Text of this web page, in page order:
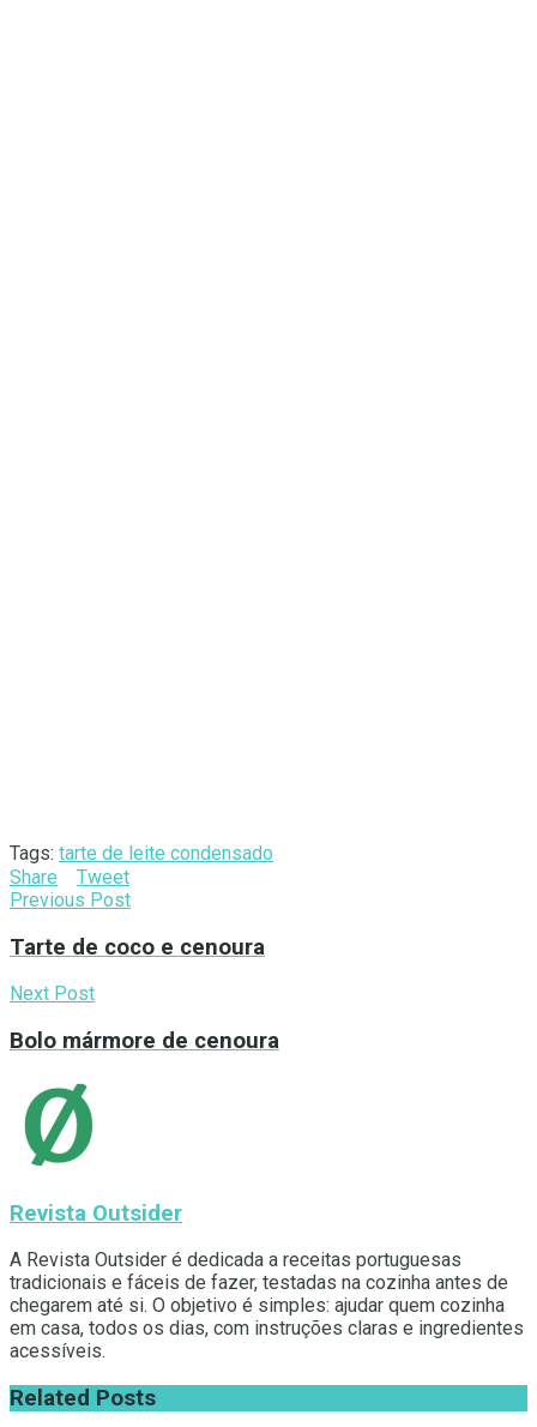
Tags: tarte de leite condensado
Share
Tweet
Previous Post
Tarte de coco e cenoura
Next Post
Bolo mármore de cenoura
Revista Outsider
A Revista Outsider é dedicada a receitas portuguesas
tradicionais e fáceis de fazer, testadas na cozinha antes de
chegarem até si. O objetivo é simples: ajudar quem cozinha
em casa, todos os dias, com instruções claras e ingredientes
acessíveis.
Related Posts